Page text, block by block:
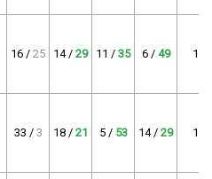
16 / 25 14 / 29 11 / 35 6 / 49 113
33 / 3 18 / 21 5 / 53 14 / 29 103